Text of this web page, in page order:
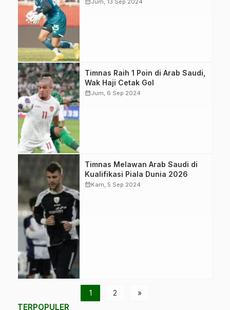
beruntung belajar
dari Maarten Paes
di Timnas
Indonesia. (Foto:
Istimewa)
Jum, 13 Sep 2024
Timnas Indonesia
berhasil menahan
imbang Arab
Saudi 1-1 dalam
laga Kualifikasi
Piala Dunia 2026
Zona Asia. (Foto:
PSSI)
Timnas Raih 1 Poin di Arab Saudi,
Wak Haji Cetak Gol
calendar_monthJum, 6 Sep 2024
Kiper Timnas
Indonesia,
Marteen Paes
mengikuti sesi
latihan sebelum
menghadapi Arab
Saudi dalam
Ronde 3
Kualifikasi Piala
Dunia 2026. (Foto:
PSSI)
Timnas Melawan Arab Saudi di
Kualifikasi Piala Dunia 2026
calendar_monthKam, 5 Sep 2024
1 2 »
TERPOPULER